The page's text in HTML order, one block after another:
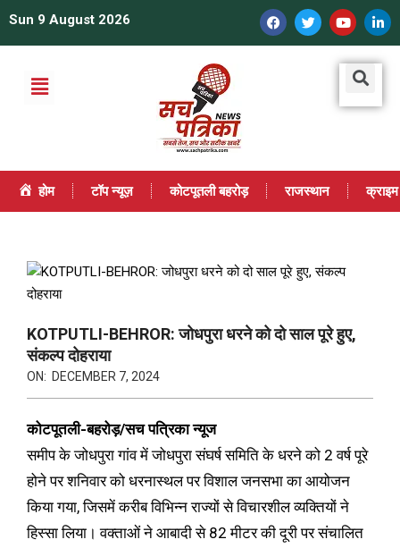
Sun 9 August 2026
होम टॉप न्यूज़ कोटपूतली बहरोड़ राजस्थान क्राइम
KOTPUTLI-BEHROR: जोधपुरा धरने को दो साल पूरे हुए,
संकल्प दोहराया
ON: DECEMBER 7, 2024
कोटपूतली-बहरोड़/सच पत्रिका न्यूज
समीप के जोधपुरा गांव में जोधपुरा संघर्ष समिति के धरने को 2 वर्ष पूरे
होने पर शनिवार को धरनास्थल पर विशाल जनसभा का आयोजन
किया गया, जिसमें करीब विभिन्न राज्यों से विचारशील व्यक्तियों ने
हिस्सा लिया। वक्ताओं ने आबादी से 82 मीटर की दूरी पर संचालित